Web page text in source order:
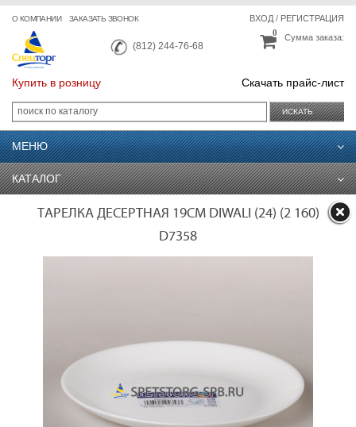
О КОМПАНИИ ЗАКАЗАТЬ ЗВОНОК
(812) 244-76-68
ВХОД/ РЕГИСТРАЦИЯ
Сумма заказа:
0
Купить в розницу Скачать прайс-лист
ИСКАТЬ
МЕНЮ
КАТАЛОГ
ТАРЕЛКА ДЕСЕРТНАЯ 19СМ DIWALI (24) (2 160)
D7358